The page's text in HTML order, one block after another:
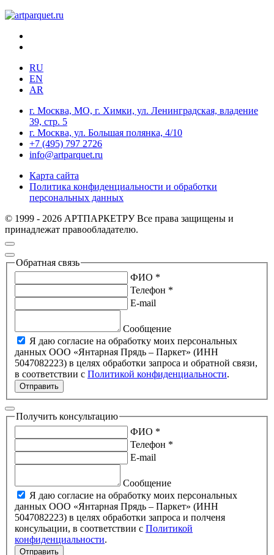
RU
EN
AR
г. Москва, МО, г. Химки, ул. Ленинградская, владение
39, стр. 5
г. Москва, ул. Большая полянка, 4/10
+7 (495) 797 2726
info@artparquet.ru
Карта сайта
Политика конфиденциальности и обработки
персональных данных
© 1999 - 2026 АРТПАРКЕТРУ Все права защищены и
принадлежат правообладателю.
Обратная связь
ФИО *
Телефон *
E-mail
Сообщение
Я даю согласие на обработку моих персональных
данных ООО «Янтарная Прядь – Паркет» (ИНН
5047082223) в целях обработки запроса и обратной связи,
в соответствии с Политикой конфиденциальности.
Отправить
Получить консультацию
ФИО *
Телефон *
E-mail
Сообщение
Я даю согласие на обработку моих персональных
данных ООО «Янтарная Прядь – Паркет» (ИНН
5047082223) в целях обработки запроса и полченя
консульации, в соответствии с Политикой
конфиденциальности.
Отправить